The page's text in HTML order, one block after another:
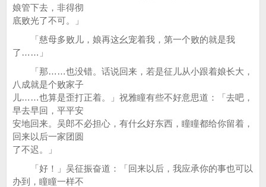
娘管下去，非得彻
底败光了不可。」
「慈母多败儿，娘再这幺宠着我，第一个败的就是我
了……」
「那……也没错。话说回来，若是征儿从小跟着娘长大，
八成就是个败家子
儿……也算是歪打正着。」祝雅瞳有些不好意思道：「去吧，
早去早回，平平安
安地回来。吴郎不必担心，有什幺好东西，瞳瞳都给你留着，
回来以后一家团圆
了不迟。」
「好！」吴征振奋道：「回来以后，我应承你的事也可以
办到，瞳瞳一样不